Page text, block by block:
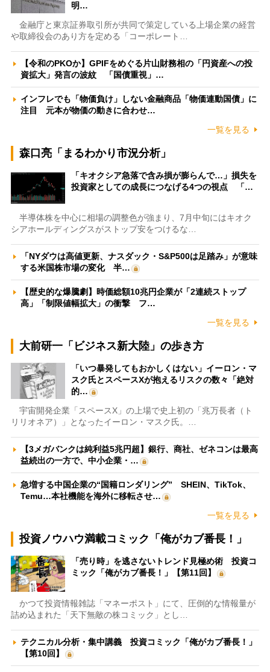
明…
金融庁と東京証券取引所が共同で策定している上場企業の経営
や取締役会のあり方を定める「コーポレート…
【令和のPKOか】GPIFをめぐる片山財務相の「円資産への投
資拡大」発言の波紋 「国債重視」…
インフレでも「物価負け」しない金融商品「物価連動国債」に
注目 元本が物価の動きに合わせ…
一覧を見る
森口亮「まるわかり市況分析」
「キオクシア急落で含み損が膨らんで…」損失を
投資家としての成長につなげる4つの視点 「…
半導体株を中心に相場の調整色が強まり、7月中旬にはキオク
シアホールディングスがストップ安をつけるな…
「NYダウは高値更新、ナスダック・S&P500は足踏み」が意味
する米国株市場の変化 半…
【歴史的な爆騰劇】時価総額10兆円企業が「2連続ストップ
高」「制限値幅拡大」の衝撃 フ…
一覧を見る
大前研一「ビジネス新大陸」の歩き方
「いつ暴発してもおかしくはない」イーロン・マ
スク氏とスペースXが抱えるリスクの数々「絶対
的…
宇宙開発企業「スペースX」の上場で史上初の「兆万長者（ト
リリオネア）」となったイーロン・マスク氏。…
【3メガバンクは純利益5兆円超】銀行、商社、ゼネコンは最高
益続出の一方で、中小企業・…
急増する中国企業の“国籍ロンダリング” SHEIN、TikTok、
Temu…本社機能を海外に移転させ…
一覧を見る
投資ノウハウ満載コミック「俺がカブ番長！」
「売り時」を逃さないトレンド見極め術 投資コ
ミック「俺がカブ番長！」【第11回】
かつて投資情報雑誌「マネーポスト」にて、圧倒的な情報量が
詰め込まれた「天下無敵の株コミック」とし…
テクニカル分析・集中講義 投資コミック「俺がカブ番長！」
【第10回】